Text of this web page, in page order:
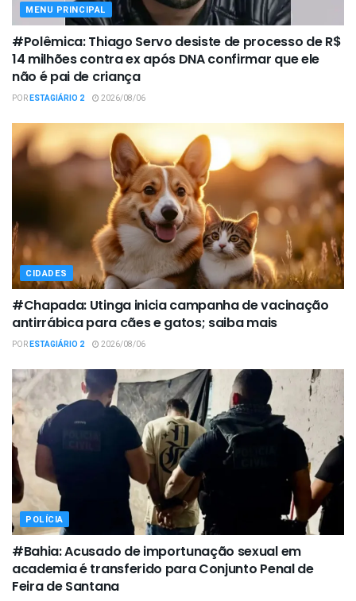
MENU PRINCIPAL
#Polêmica: Thiago Servo desiste de processo de R$
14 milhões contra ex após DNA confirmar que ele
não é pai de criança
PORESTAGIÁRIO 2 2026/08/06
CIDADES
#Chapada: Utinga inicia campanha de vacinação
antirrábica para cães e gatos; saiba mais
PORESTAGIÁRIO 2 2026/08/06
POLÍCIA
#Bahia: Acusado de importunação sexual em
academia é transferido para Conjunto Penal de
Feira de Santana